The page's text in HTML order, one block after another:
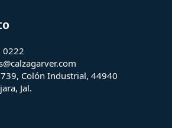
0222
Colón Industrial, 44940
Jal.